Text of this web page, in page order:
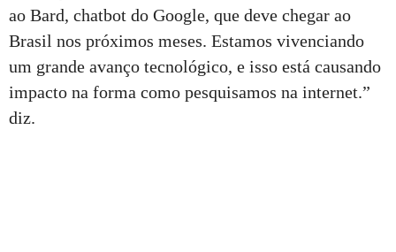
ao Bard, chatbot do Google, que deve chegar ao
Brasil nos próximos meses. Estamos vivenciando
um grande avanço tecnológico, e isso está causando
impacto na forma como pesquisamos na internet.”
diz.